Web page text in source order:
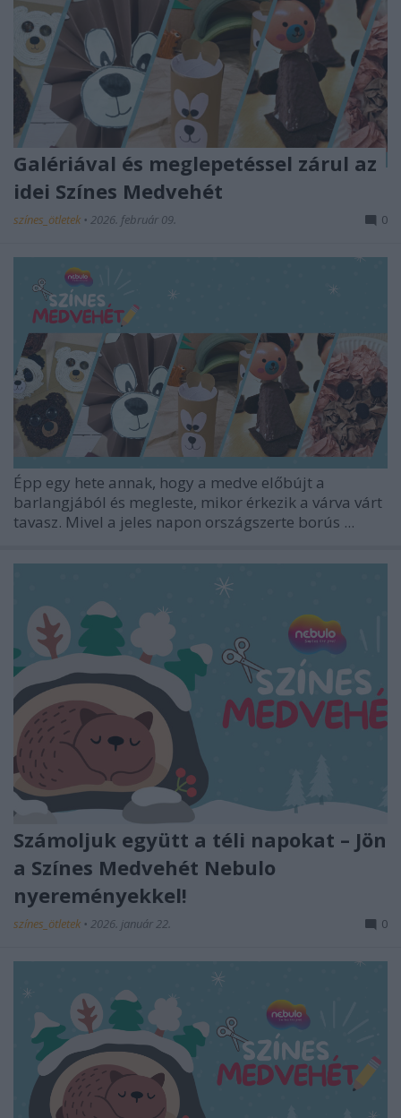
Galériával és meglepetéssel zárul az
idei Színes Medvehét
színes_ötletek • 2026. február 09. 0
Épp egy hete annak, hogy a medve előbújt a
barlangjából és megleste, mikor érkezik a várva várt
tavasz. Mivel a jeles napon országszerte borús ...
Számoljuk együtt a téli napokat – Jön
a Színes Medvehét Nebulo
nyereményekkel!
színes_ötletek • 2026. január 22. 0